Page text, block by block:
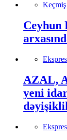
Keçmiş
Ceyhun
AZAL,
yeni